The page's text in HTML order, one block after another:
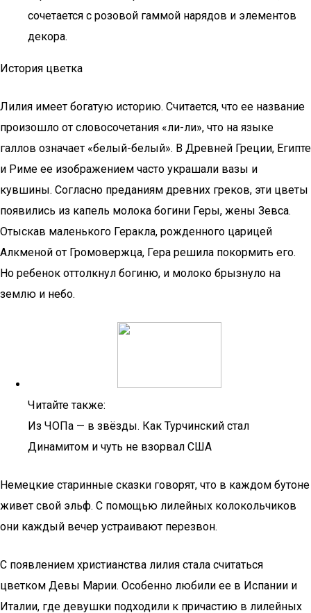
сочетается с розовой гаммой нарядов и элементов
декора.
История цветка
Лилия имеет богатую историю. Считается, что ее название
произошло от словосочетания «ли-ли», что на языке
галлов означает «белый-белый». В Древней Греции, Египте
и Риме ее изображением часто украшали вазы и
кувшины. Согласно преданиям древних греков, эти цветы
появились из капель молока богини Геры, жены Зевса.
Отыскав маленького Геракла, рожденного царицей
Алкменой от Громовержца, Гера решила покормить его.
Но ребенок оттолкнул богиню, и молоко брызнуло на
землю и небо.
Читайте также:
Из ЧОПа — в звёзды. Как Турчинский стал
Динамитом и чуть не взорвал США
Немецкие старинные сказки говорят, что в каждом бутоне
живет свой эльф. С помощью лилейных колокольчиков
они каждый вечер устраивают перезвон.
С появлением христианства лилия стала считаться
цветком Девы Марии. Особенно любили ее в Испании и
Италии, где девушки подходили к причастию в лилейных